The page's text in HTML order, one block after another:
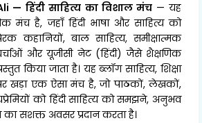
— हिंदी साहित्य का विशाल मंच — यह
मंच है, जहाँ हिंदी भाषा और साहित्य को
कहानियों, बाल साहित्य, समीक्षात्मक
और यूजीसी नेट (हिंदी) जैसे शैक्षणिक
किया जाता है। यह ब्लॉग साहित्य, शिक्षा
खड़ा एक ऐसा मंच है, जो पाठकों, लेखकों,
को हिंदी साहित्य को समझने, अनुभव
सशक्त अवसर प्रदान करता है।